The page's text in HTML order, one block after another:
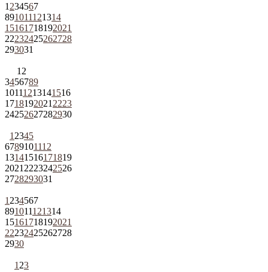
1 234567
891011121314
15161718192021
22232425262728
293031
1 2
3456789
10111213141516
1718192021 2223
24252627282930
1 2345
6789101112
13141516171819
2021 2223242526
2728293031
1 234567
891011121314
15161718192021
22232425262728
2930
1 23